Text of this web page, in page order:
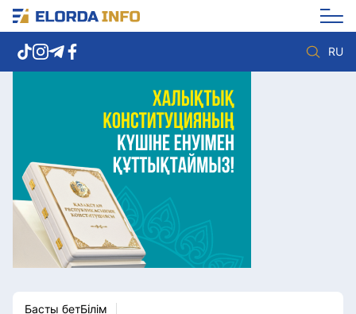
RU
Елорда жаңалықтары
Көзқарас
Саясат
Видео
Әлеумет
Экономика
Спорт
Мәдениет
Басты бетБілім